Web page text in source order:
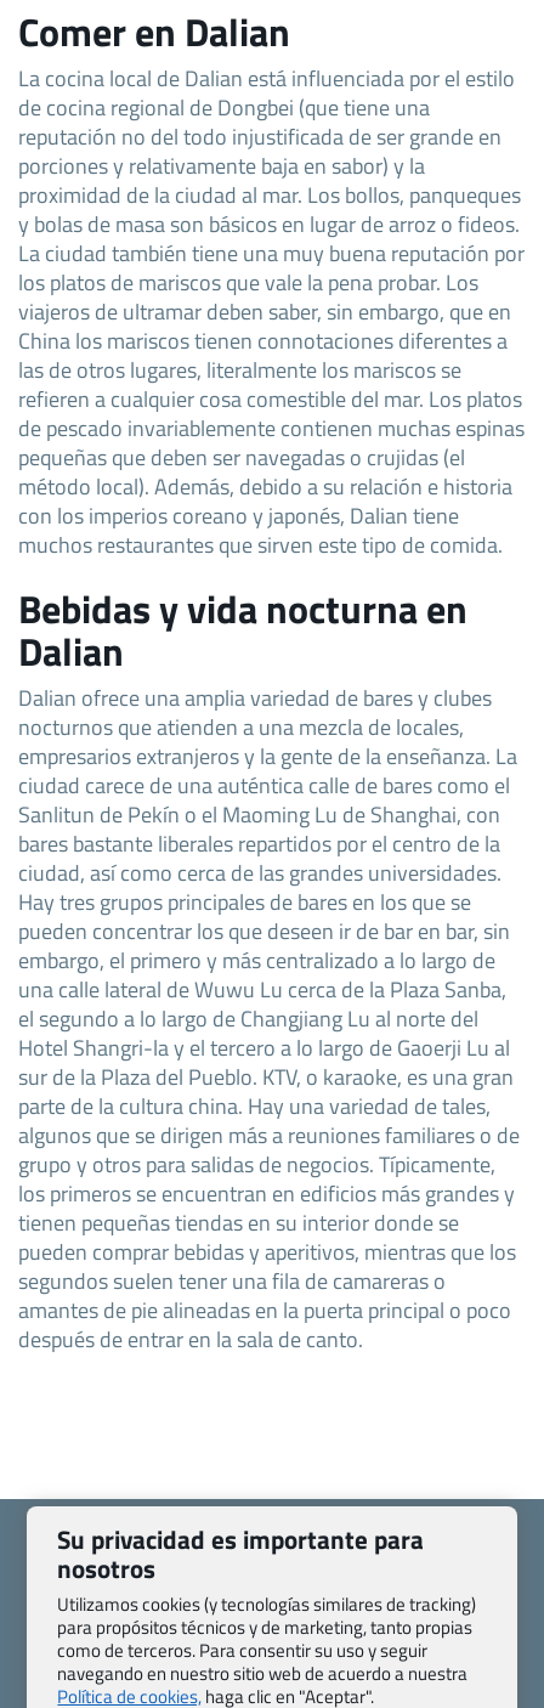
Comer en Dalian
La cocina local de Dalian está influenciada por el estilo
de cocina regional de Dongbei (que tiene una
reputación no del todo injustificada de ser grande en
porciones y relativamente baja en sabor) y la
proximidad de la ciudad al mar. Los bollos, panqueques
y bolas de masa son básicos en lugar de arroz o fideos.
La ciudad también tiene una muy buena reputación por
los platos de mariscos que vale la pena probar. Los
viajeros de ultramar deben saber, sin embargo, que en
China los mariscos tienen connotaciones diferentes a
las de otros lugares, literalmente los mariscos se
refieren a cualquier cosa comestible del mar. Los platos
de pescado invariablemente contienen muchas espinas
pequeñas que deben ser navegadas o crujidas (el
método local). Además, debido a su relación e historia
con los imperios coreano y japonés, Dalian tiene
muchos restaurantes que sirven este tipo de comida.
Bebidas y vida nocturna en
Dalian
Dalian ofrece una amplia variedad de bares y clubes
nocturnos que atienden a una mezcla de locales,
empresarios extranjeros y la gente de la enseñanza. La
ciudad carece de una auténtica calle de bares como el
Sanlitun de Pekín o el Maoming Lu de Shanghai, con
bares bastante liberales repartidos por el centro de la
ciudad, así como cerca de las grandes universidades.
Hay tres grupos principales de bares en los que se
pueden concentrar los que deseen ir de bar en bar, sin
embargo, el primero y más centralizado a lo largo de
una calle lateral de Wuwu Lu cerca de la Plaza Sanba,
el segundo a lo largo de Changjiang Lu al norte del
Hotel Shangri-la y el tercero a lo largo de Gaoerji Lu al
sur de la Plaza del Pueblo. KTV, o karaoke, es una gran
parte de la cultura china. Hay una variedad de tales,
algunos que se dirigen más a reuniones familiares o de
grupo y otros para salidas de negocios. Típicamente,
los primeros se encuentran en edificios más grandes y
tienen pequeñas tiendas en su interior donde se
pueden comprar bebidas y aperitivos, mientras que los
segundos suelen tener una fila de camareras o
amantes de pie alineadas en la puerta principal o poco
después de entrar en la sala de canto.
Quienes somos
Contacto
Pasaporte, Visado, Salud y otras disposiciones específicas
Blog de Viajes.com
Registro de agencias
Su privacidad es importante para
nosotros
Utilizamos cookies (y tecnologías similares de tracking)
para propósitos técnicos y de marketing, tanto propias
como de terceros. Para consentir su uso y seguir
navegando en nuestro sitio web de acuerdo a nuestra
Política de cookies,haga clic en "Aceptar".